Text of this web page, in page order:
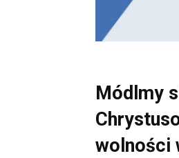
Módlmy
wolności